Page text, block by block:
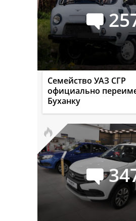
Семейство УАЗ СГР
официально
Буханку